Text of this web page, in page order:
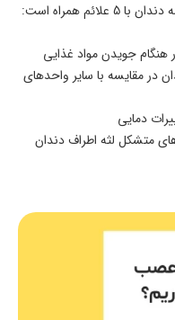
همراه است:
جویدن مواد غذایی
در مقایسه با سایر واحدهای
دمایی
متشکل لثه اطراف دندان